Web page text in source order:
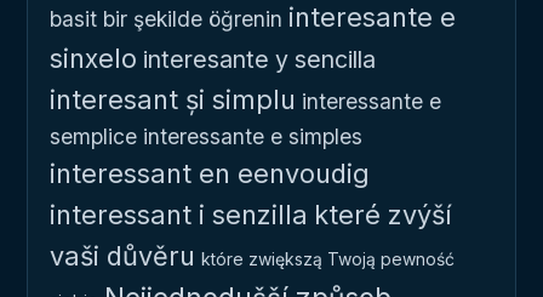
basit bir şekilde öğrenin interesante e
sinxelo interesante y sencilla
interesant și simplu interessante e
semplice interessante e simples
interessant en eenvoudig
interessant i senzilla které zvýší
vaši důvěru które zwiększą Twoją pewność